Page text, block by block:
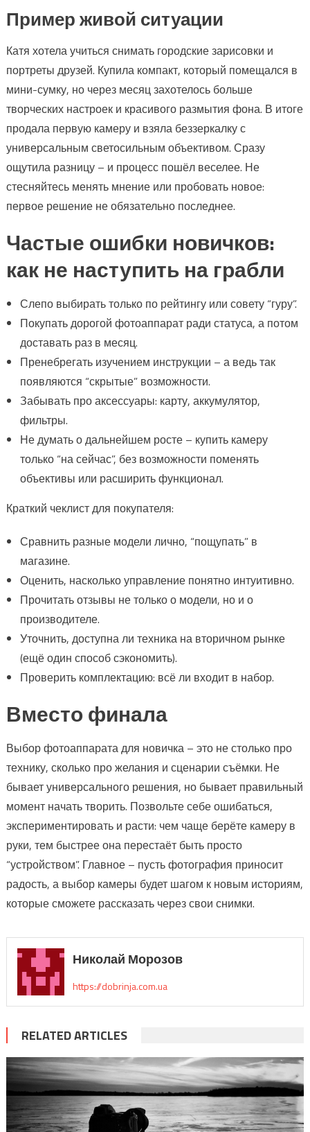
Пример живой ситуации
Катя хотела учиться снимать городские зарисовки и
портреты друзей. Купила компакт, который помещался в
мини-сумку, но через месяц захотелось больше
творческих настроек и красивого размытия фона. В итоге
продала первую камеру и взяла беззеркалку с
универсальным светосильным объективом. Сразу
ощутила разницу – и процесс пошёл веселее. Не
стесняйтесь менять мнение или пробовать новое:
первое решение не обязательно последнее.
Частые ошибки новичков:
как не наступить на грабли
Слепо выбирать только по рейтингу или совету “гуру”.
Покупать дорогой фотоаппарат ради статуса, а потом
доставать раз в месяц.
Пренебрегать изучением инструкции – а ведь так
появляются “скрытые” возможности.
Забывать про аксессуары: карту, аккумулятор,
фильтры.
Не думать о дальнейшем росте – купить камеру
только “на сейчас”, без возможности поменять
объективы или расширить функционал.
Краткий чеклист для покупателя:
Сравнить разные модели лично, “пощупать” в
магазине.
Оценить, насколько управление понятно интуитивно.
Прочитать отзывы не только о модели, но и о
производителе.
Уточнить, доступна ли техника на вторичном рынке
(ещё один способ сэкономить).
Проверить комплектацию: всё ли входит в набор.
Вместо финала
Выбор фотоаппарата для новичка – это не столько про
технику, сколько про желания и сценарии съёмки. Не
бывает универсального решения, но бывает правильный
момент начать творить. Позвольте себе ошибаться,
экспериментировать и расти: чем чаще берёте камеру в
руки, тем быстрее она перестаёт быть просто
“устройством”. Главное – пусть фотография приносит
радость, а выбор камеры будет шагом к новым историям,
которые сможете рассказать через свои снимки.
Николай Морозов
https://dobrinja.com.ua
RELATED ARTICLES